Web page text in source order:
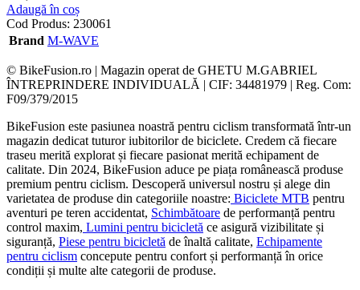
Adaugă în coș
Cod Produs: 230061
Brand M-WAVE
© BikeFusion.ro | Magazin operat de GHETU M.GABRIEL
ÎNTREPRINDERE INDIVIDUALĂ | CIF: 34481979 | Reg. Com:
F09/379/2015
BikeFusion este pasiunea noastră pentru ciclism transformată într-un
magazin dedicat tuturor iubitorilor de biciclete. Credem că fiecare
traseu merită explorat și fiecare pasionat merită echipament de
calitate. Din 2024, BikeFusion aduce pe piața românească produse
premium pentru ciclism. Descoperă universul nostru și alege din
varietatea de produse din categoriile noastre: Biciclete MTB pentru
aventuri pe teren accidentat, Schimbătoare de performanță pentru
control maxim, Lumini pentru bicicletă ce asigură vizibilitate și
siguranță, Piese pentru bicicletă de înaltă calitate, Echipamente
pentru ciclism concepute pentru confort și performanță în orice
condiții și multe alte categorii de produse.